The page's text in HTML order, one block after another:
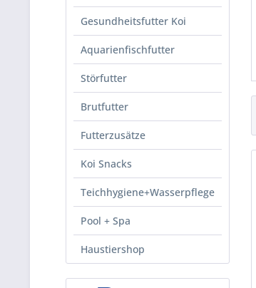
Gesundheitsfutter Koi
Aquarienfischfutter
Störfutter
Brutfutter
Futterzusätze
Koi Snacks
Teichhygiene+Wasserpflege
Pool + Spa
Haustiershop